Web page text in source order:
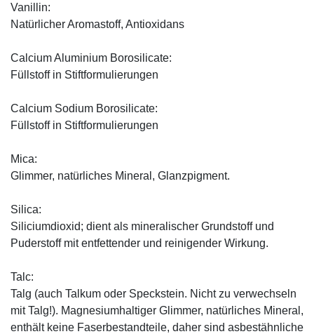
Vanillin:
Natürlicher Aromastoff, Antioxidans
Calcium Aluminium Borosilicate:
Füllstoff in Stiftformulierungen
Calcium Sodium Borosilicate:
Füllstoff in Stiftformulierungen
Mica:
Glimmer, natürliches Mineral, Glanzpigment.
Silica:
Siliciumdioxid; dient als mineralischer Grundstoff und
Puderstoff mit entfettender und reinigender Wirkung.
Talc:
Talg (auch Talkum oder Speckstein. Nicht zu verwechseln
mit Talg!). Magnesiumhaltiger Glimmer, natürliches Mineral,
enthält keine Faserbestandteile, daher sind asbestähnliche